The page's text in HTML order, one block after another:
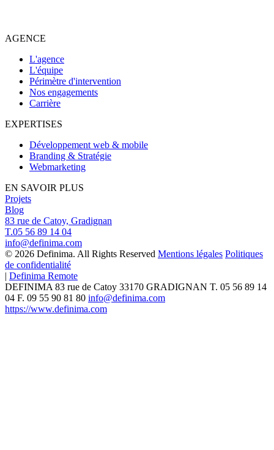
AGENCE
L'agence
L'équipe
Périmètre d'intervention
Nos engagements
Carrière
EXPERTISES
Développement web & mobile
Branding & Stratégie
Webmarketing
EN SAVOIR PLUS
Projets
Blog
83 rue de Catoy, Gradignan
T.05 56 89 14 04
info@definima.com
© 2026 Definima. All Rights Reserved Mentions légales Politiques
de confidentialité
| Definima Remote
DEFINIMA 83 rue de Catoy 33170 GRADIGNAN T. 05 56 89 14
04 F. 09 55 90 81 80 info@definima.com
https://www.definima.com